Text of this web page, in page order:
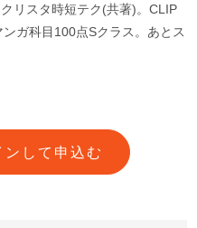
リスタ時短テク(共著)。CLIP
ガ科目100点Sクラス。あとス
して申込む